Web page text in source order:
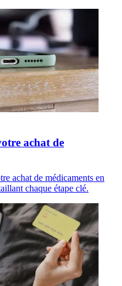
achat de
achat de médicaments en
chaque étape clé.